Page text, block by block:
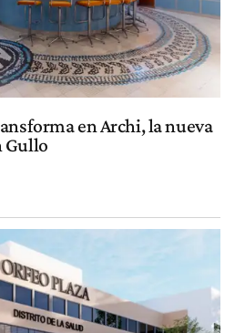
en Archi, la nueva
Gullo